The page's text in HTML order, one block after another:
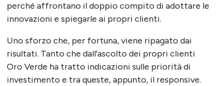
perché affrontano il doppio compito di adottare le
innovazioni e spiegarle ai propri clienti.
Uno sforzo che, per fortuna, viene ripagato dai
risultati. Tanto che dall’ascolto dei propri clienti
Oro Verde ha tratto indicazioni sulle priorità di
investimento e tra queste, appunto, il responsive.